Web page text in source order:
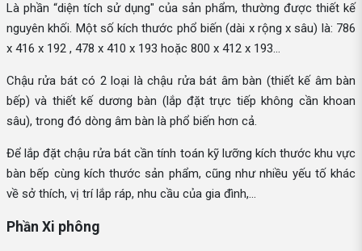
Là phần “diện tích sử dụng" của sản phẩm, thường được thiết kế
nguyên khối. Một số kích thước phổ biến (dài x rộng x sâu) là: 786
x 416 x 192 , 478 x 410 x 193 hoặc 800 x 412 x 193…
Chậu rửa bát có 2 loại là chậu rửa bát âm bàn (thiết kế âm bàn
bếp) và thiết kế dương bàn (lắp đặt trực tiếp không cần khoan
sâu), trong đó dòng âm bàn là phổ biến hơn cả.
Để lắp đặt chậu rửa bát cần tính toán kỹ lưỡng kích thước khu vực
bàn bếp cùng kích thước sản phẩm, cũng như nhiều yếu tố khác
về sở thích, vị trí lắp ráp, nhu cầu của gia đình,...
Phần Xi phông